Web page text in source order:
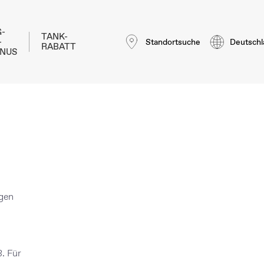
TANK-
RABATT
Standortsuche
Für